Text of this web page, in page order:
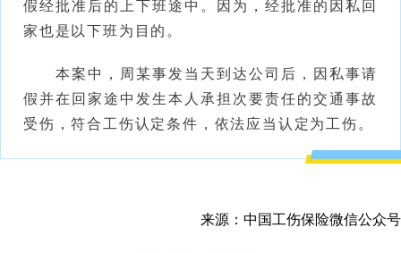
假经批准后的上下班途中。因为，经批准的因私回
家也是以下班为目的。
本案中，周某事发当天到达公司后，因私事请
假并在回家途中发生本人承担次要责任的交通事故
受伤，符合工伤认定条件，依法应当认定为工伤。
来源：中国工伤保险微信公众号